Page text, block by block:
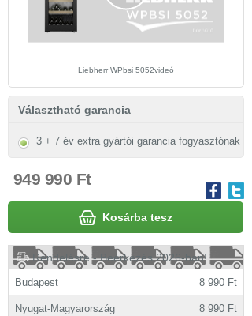
Liebherr WPbsi 5052videó
Választható garancia
3 + 7 év extra gyártói garancia fogyasztónak
949 990 Ft
Kosárba tesz
Rendelésre - Beérkezés 2026-ban!
Budapest 8 990 Ft
Nyugat-Magyarország 8 990 Ft